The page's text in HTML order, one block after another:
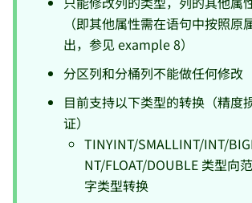
（即其他属性需在语句中按照原
出，参见 example 8）
分区列和分桶列不能做任何修改
目前支持以下类型的转换（精度
证）
TINYINT/SMALLINT/INT/
NT/FLOAT/DOUBLE 类型向
字类型转换